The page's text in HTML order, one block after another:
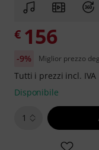
€ 156
-9% Miglior prezzo
Tutti i prezzi incl. IVA
Disponibile
1